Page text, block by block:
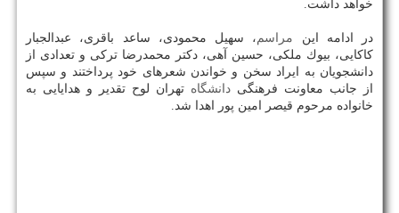
خواهد داشت.
در ادامه این مراسم، سهیل محمودی، ساعد باقری، عبدالجبار
كاكایی، بیوك ملكی، حسین آهی، دكتر محمدرضا تركی و تعدادی از
دانشجویان به ایراد سخن و خواندن شعرهای خود پرداختند و سپس
از جانب معاونت فرهنگی دانشگاه تهران لوح تقدیر و هدایایی به
خانواده مرحوم قیصر امین پور اهدا شد.